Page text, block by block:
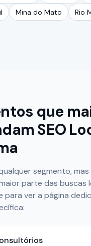
Mina do Mato
Rio
que
SEO
segmento,
parte das buscas
para ver a página